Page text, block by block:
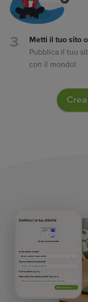
Metti il tuo sito
Pubblica il tuo
con il mondo!
Definisci la tua attività
Contenuto preimpostato
Di che attività si tratta?
Come si chiama la tua attività?
Si trova a Italia Modifica
Cosa rende il tuo business unico? (facoltativo)
Passo successivo